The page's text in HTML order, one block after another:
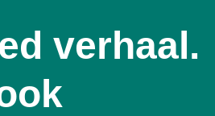
verhaal.